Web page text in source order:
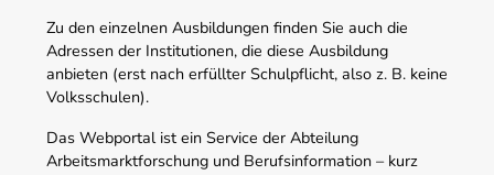
Zu den einzelnen Ausbildungen finden Sie auch die
Adressen der Institutionen, die diese Ausbildung
anbieten (erst nach erfüllter Schulpflicht, also z. B. keine
Volksschulen).
Das Webportal ist ein Service der Abteilung
Arbeitsmarktforschung und Berufsinformation – kurz